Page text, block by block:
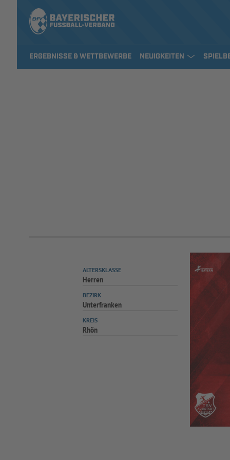
ERGEBNISSE & WETTBEWERBE NEUIGKEITEN
ALTERSKLASSE
Herren
BEZIRK
Unterfranken
KREIS
Rhön